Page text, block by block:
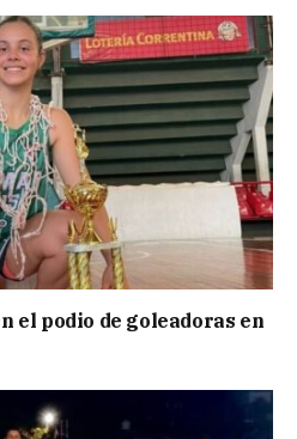
el podio de goleadoras en